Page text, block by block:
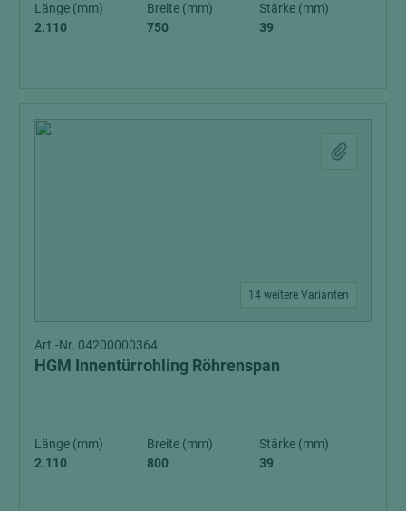
Länge (mm)
2.110
Breite (mm)
750
Stärke (mm)
39
14 weitere Varianten
Art.-Nr. 04200000364
HGM Innentürrohling Röhrenspan
Länge (mm)
2.110
Breite (mm)
800
Stärke (mm)
39